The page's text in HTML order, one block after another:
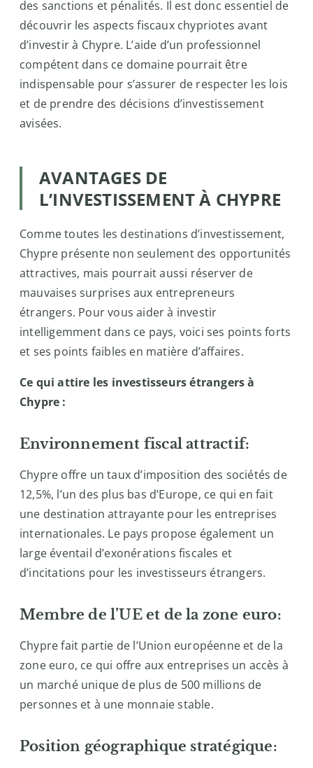
des sanctions et pénalités. Il est donc essentiel de
découvrir les aspects fiscaux chypriotes avant
d’investir à Chypre. L’aide d’un professionnel
compétent dans ce domaine pourrait être
indispensable pour s’assurer de respecter les lois
et de prendre des décisions d’investissement
avisées.
AVANTAGES DE
L’INVESTISSEMENT À CHYPRE
Comme toutes les destinations d’investissement,
Chypre présente non seulement des opportunités
attractives, mais pourrait aussi réserver de
mauvaises surprises aux entrepreneurs
étrangers. Pour vous aider à investir
intelligemment dans ce pays, voici ses points forts
et ses points faibles en matière d’affaires.
Ce qui attire les investisseurs étrangers à
Chypre :
Environnement fiscal attractif:
Chypre offre un taux d’imposition des sociétés de
12,5%, l’un des plus bas d’Europe, ce qui en fait
une destination attrayante pour les entreprises
internationales. Le pays propose également un
large éventail d’exonérations fiscales et
d’incitations pour les investisseurs étrangers.
Membre de l’UE et de la zone euro:
Chypre fait partie de l’Union européenne et de la
zone euro, ce qui offre aux entreprises un accès à
un marché unique de plus de 500 millions de
personnes et à une monnaie stable.
Position géographique stratégique: